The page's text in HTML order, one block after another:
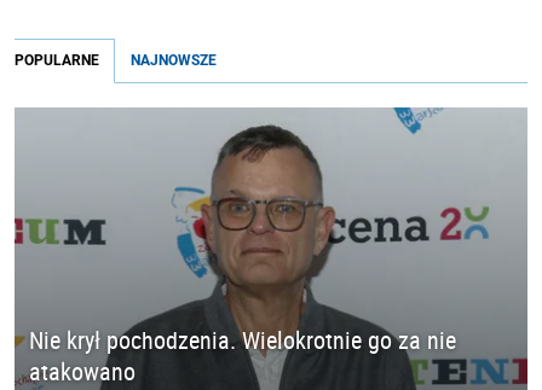
POPULARNE NAJNOWSZE
Nie krył pochodzenia. Wielokrotnie go za nie
atakowano